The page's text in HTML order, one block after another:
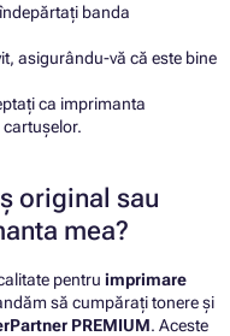
banda
asigurându-vă că este bine
ca imprimanta
cartușelor.
original sau
mea?
pentru imprimare
să cumpărați tonere și
PREMIUM. Aceste